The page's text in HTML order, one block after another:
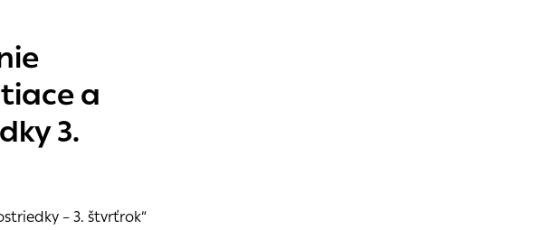
a
3.
– 3. štvrťrok“
napríklad k tomu, aby si webový prehliadač zapamätoval Vaše prihlásenie